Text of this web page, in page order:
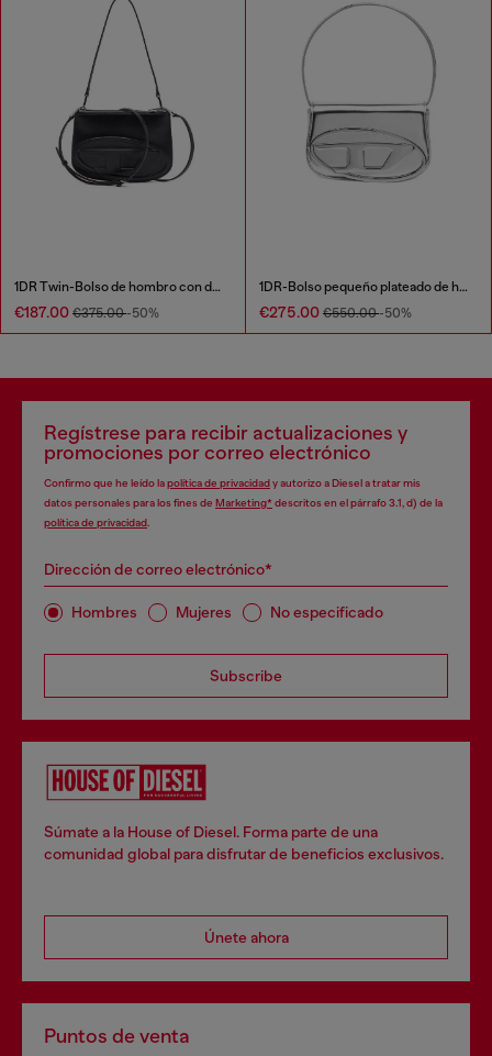
1DR Twin-Bolso de hombro con doble bolsillo en cuero estampado
€187.00 €375.00-50%
1DR-Bolso pequeño plateado de hombro de cuero
€275.00 €550.00-50%
Regístrese para recibir actualizaciones y
promociones por correo electrónico
Confirmo que he leído lapolítica de privacidady autorizo a Diesel a tratar mis
datos personales para los fines de Marketing*descritos en el párrafo 3.1, d) de la
política de privacidad
Dirección de correo electrónico*
Hombres Mujeres No especificado
Subscribe
Súmate a la House of Diesel. Forma parte de una
comunidad global para disfrutar de beneficios exclusivos.
Únete ahora
Puntos de venta